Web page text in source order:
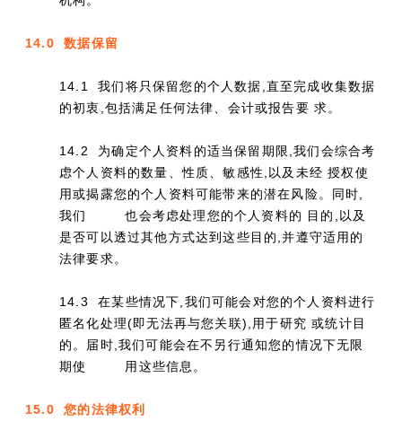
14.0 数据保留
14.1 我们将只保留您的个人数据,直至完成收集数据
的初衷,包括满足任何法律、会计或报告要 求。
14.2 为确定个人资料的适当保留期限,我们会综合考
虑个人资料的数量、性质、敏感性,以及未经 授权使
用或揭露您的个人资料可能带来的潜在风险。同时,
我们
也会考虑处理您的个人资料的 目的,以及
是否可以透过其他方式达到这些目的,并遵守适用的
法律要求。
14.3 在某些情况下,我们可能会对您的个人资料进行
匿名化处理(即无法再与您关联),用于研究 或统计目
的。届时,我们可能会在不另行通知您的情况下无限
期使
用这些信息。
15.0 您的法律权利